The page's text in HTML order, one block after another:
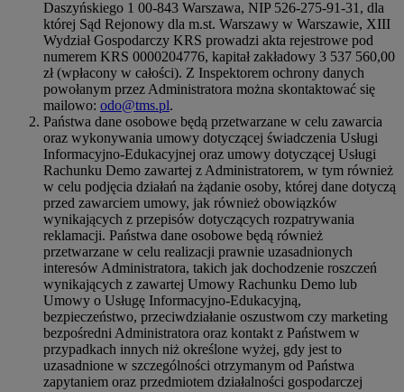
Daszyńskiego 1 00-843 Warszawa, NIP 526-275-91-31, dla
której Sąd Rejonowy dla m.st. Warszawy w Warszawie, XIII
Wydział Gospodarczy KRS prowadzi akta rejestrowe pod
numerem KRS 0000204776, kapitał zakładowy 3 537 560,00
zł (wpłacony w całości). Z Inspektorem ochrony danych
powołanym przez Administratora można skontaktować się
mailowo: odo@tms.pl.
Państwa dane osobowe będą przetwarzane w celu zawarcia
oraz wykonywania umowy dotyczącej świadczenia Usługi
Informacyjno-Edukacyjnej oraz umowy dotyczącej Usługi
Rachunku Demo zawartej z Administratorem, w tym również
w celu podjęcia działań na żądanie osoby, której dane dotyczą
przed zawarciem umowy, jak również obowiązków
wynikających z przepisów dotyczących rozpatrywania
reklamacji. Państwa dane osobowe będą również
przetwarzane w celu realizacji prawnie uzasadnionych
interesów Administratora, takich jak dochodzenie roszczeń
wynikających z zawartej Umowy Rachunku Demo lub
Umowy o Usługę Informacyjno-Edukacyjną,
bezpieczeństwo, przeciwdziałanie oszustwom czy marketing
bezpośredni Administratora oraz kontakt z Państwem w
przypadkach innych niż określone wyżej, gdy jest to
uzasadnione w szczególności otrzymanym od Państwa
zapytaniem oraz przedmiotem działalności gospodarczej